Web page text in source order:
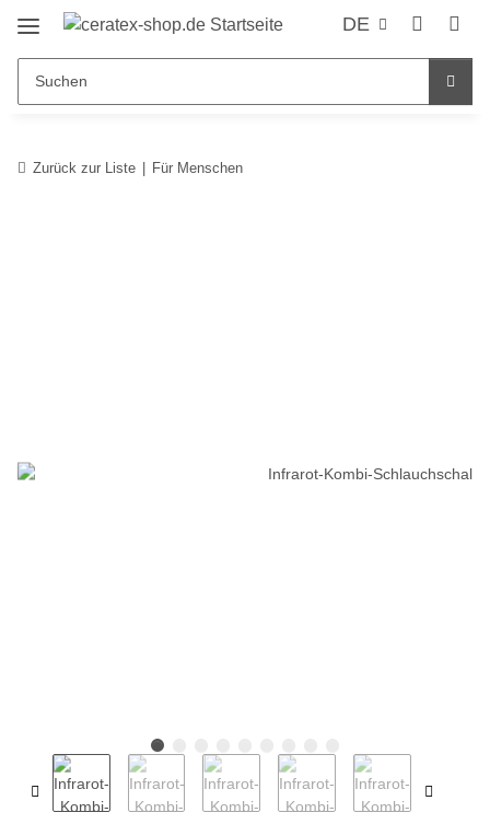
DE
Zurück zur Liste Für Menschen